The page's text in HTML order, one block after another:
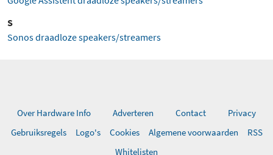
S
Sonos draadloze speakers/streamers
Over Hardware Info Adverteren Contact
Privacy
Gebruiksregels
Logo's Cookies Algemene voorwaarden
RSS
Whitelisten